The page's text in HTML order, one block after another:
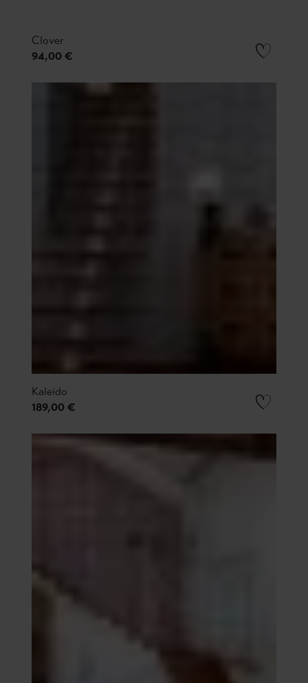
Clover
94,00 €
Kaleido
189,00 €